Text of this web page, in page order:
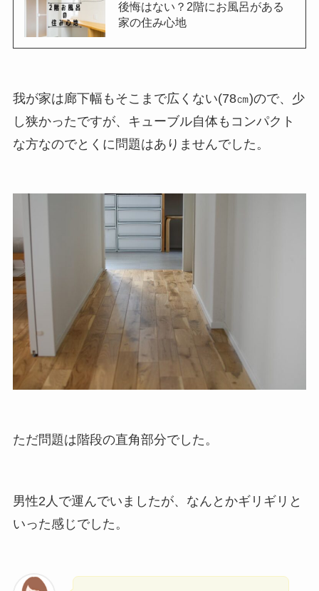
後悔はない？2階にお風呂がある
家の住み心地
我が家は廊下幅もそこまで広くない(78㎝)ので、少
し狭かったですが、キューブル自体もコンパクト
な方なのでとくに問題はありませんでした。
ただ問題は階段の直角部分でした。
男性2人で運んでいましたが、なんとかギリギリと
いった感じでした。